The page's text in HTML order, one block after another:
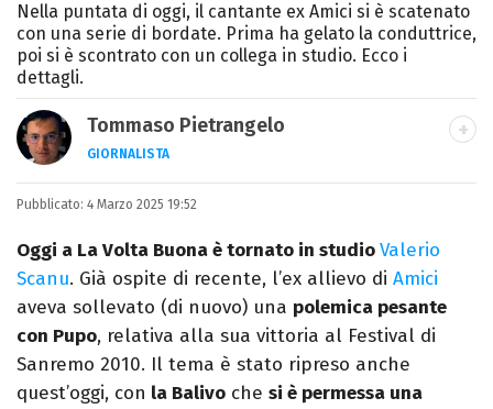
Nella puntata di oggi, il cantante ex Amici si è scatenato
con una serie di bordate. Prima ha gelato la conduttrice,
poi si è scontrato con un collega in studio. Ecco i
dettagli.
Tommaso Pietrangelo
GIORNALISTA
Autore, giornalista, cantautore. Laureato in
cinema, poesia e Shakespeare. Scrive
canzoni e ama i gatti.
Pubblicato: 4 Marzo 2025 19:52
Oggi a La Volta Buona è tornato in studioValerio
Scanu. Già ospite di recente, l’ex allievo di Amici
aveva sollevato (di nuovo) una polemica pesante
con Pupo, relativa alla sua vittoria al Festival di
Sanremo 2010. Il tema è stato ripreso anche
quest’oggi, con la Balivo che si è permessa una